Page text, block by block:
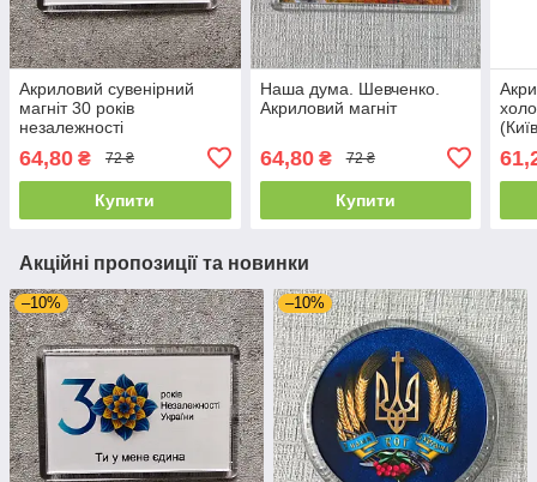
Акриловий сувенірний
магніт 30 років
незалежності
64,80 ₴ 72 ₴
Купити
Наша дума. Шевченко.
Акриловий магніт
64,80₴ 72 ₴
Купити
Акційні пропозиції та новинки
–10% –10%